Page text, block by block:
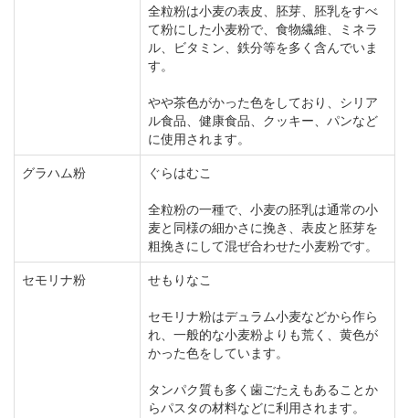
全粒粉は小麦の表皮、胚芽、胚乳をすべ
て粉にした小麦粉で、食物繊維、ミネラ
ル、ビタミン、鉄分等を多く含んでいま
す。
やや茶色がかった色をしており、シリア
ル食品、健康食品、クッキー、パンなど
に使用されます。
グラハム粉
ぐらはむこ
全粒粉の一種で、小麦の胚乳は通常の小
麦と同様の細かさに挽き、表皮と胚芽を
粗挽きにして混ぜ合わせた小麦粉です。
セモリナ粉
せもりなこ
セモリナ粉はデュラム小麦などから作ら
れ、一般的な小麦粉よりも荒く、黄色が
かった色をしています。
タンパク質も多く歯ごたえもあることか
らパスタの材料などに利用されます。